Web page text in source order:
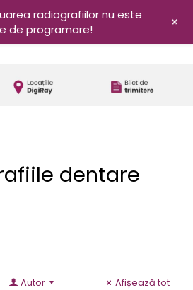
dentare
Autor Afișează tot
radiografiilor nu este
de programare!
+